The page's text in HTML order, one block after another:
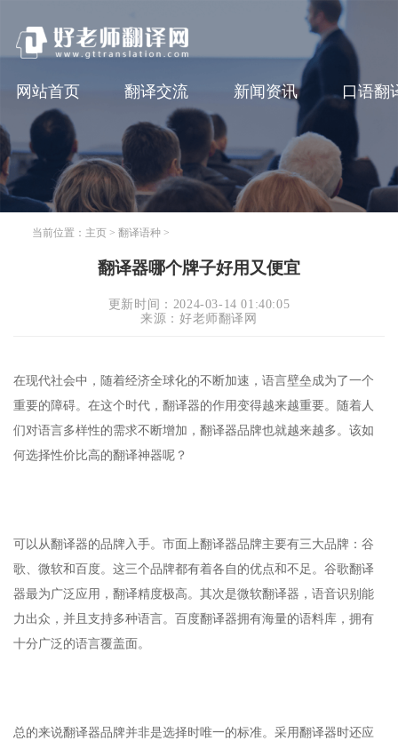
网站首页 翻译交流 新闻资讯 口语翻
当前位置： 主页> 翻译语种>
翻译器哪个牌子好用又便宜
更新时间：2024-03-14 01:40:05
来源：好老师翻译网
在现代社会中，随着经济全球化的不断加速，语言壁垒成为了一个
重要的障碍。在这个时代，翻译器的作用变得越来越重要。随着人
们对语言多样性的需求不断增加，翻译器品牌也就越来越多。该如
何选择性价比高的翻译神器呢？
可以从翻译器的品牌入手。市面上翻译器品牌主要有三大品牌：谷
歌、微软和百度。这三个品牌都有着各自的优点和不足。谷歌翻译
器最为广泛应用，翻译精度极高。其次是微软翻译器，语音识别能
力出众，并且支持多种语言。百度翻译器拥有海量的语料库，拥有
十分广泛的语言覆盖面。
总的来说翻译器品牌并非是选择时唯一的标准。采用翻译器时还应